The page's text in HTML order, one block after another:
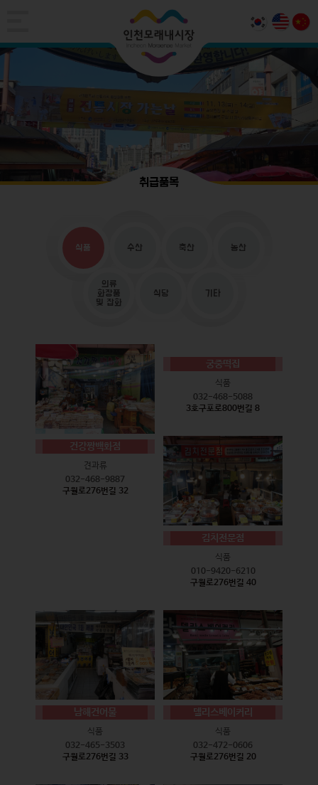
취급품목
식품 수산 축산 농산
의류
화장품
및 잡화
식당 기타
건강짱백화점
견과류
032-468-9887
구월로276번길 32
궁중떡집
식품
032-468-5088
3호구포로800번길 8
김치전문점
식품
010-9420-6210
구월로276번길 40
남해건어물
식품
032-465-3503
구월로276번길 33
델리스베이커리
식품
032-472-0606
구월로276번길 20